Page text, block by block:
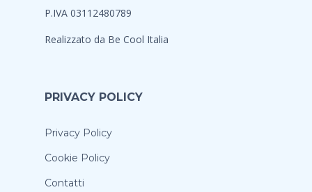
P.IVA 03112480789
Realizzato da Be Cool Italia
PRIVACY POLICY
Privacy Policy
Cookie Policy
Contatti